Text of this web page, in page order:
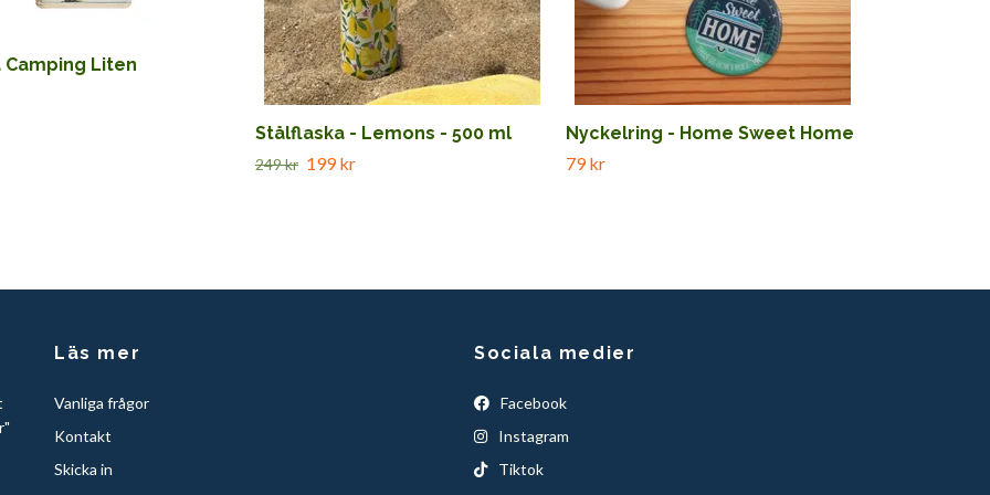
Camping Liten
Stålflaska - Lemons - 500 ml
249 kr 199 kr
Nyckelring - Home Sweet Home
79 kr
Läs mer
Vanliga frågor
Kontakt
Skicka in
Sociala medier
Facebook
Instagram
Tiktok